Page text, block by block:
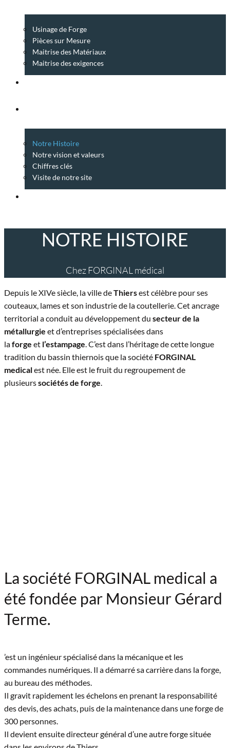
Usinage de Forge
Pièces sur Mesure
Maitrise des Matériaux
Maitrise des exigences
Notre Histoire
Notre vision et valeurs
Chiffres clés
Visite de notre site
NOTRE HISTOIRE
Chez FORGINAL médical
Depuis le XIVe siècle, la ville deThiersest célèbre pour ses
couteaux, lames et son industrie de la coutellerie. Cet ancrage
territorial a conduit au développement du secteur de la
métallurgie et d’entreprises spécialisées dans
laforge et l’estampage. C’est dans l’héritage de cette longue
tradition du bassin thiernois que la société FORGINAL
medicalest née. Elle est le fruit du regroupement de
plusieurssociétés de forge.
La société FORGINAL medical a
été fondée par Monsieur Gérard
Terme.
’est un ingénieur spécialisé dans la mécanique et les
commandes numériques. Il a démarré sa carrière dans la forge,
au bureau des méthodes.
Il gravit rapidement les échelons en prenant la responsabilité
des devis, des achats, puis de la maintenance dans une forge de
300 personnes.
Il devient ensuite directeur général d’une autre forge située